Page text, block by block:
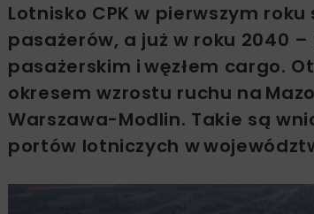
Lotnisko CPK w pierwszym
pasażerów, a już w roku 2040
pasażerskim i węzłem cargo.
okresem wzrostu ruchu na
Warszawa-Modlin. Takie są
portów lotniczych w